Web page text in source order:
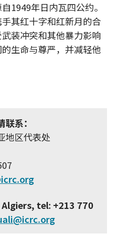
1949年日内瓦四公约。
其红十字和红新月的合
装冲突和其他暴力影响
生命与尊严，并减轻他
系：
地区代表处
Algiers, tel: +213 770